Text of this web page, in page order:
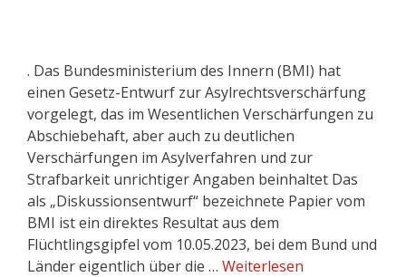
. Das Bundesministerium des Innern (BMI) hat
einen Gesetz-Entwurf zur Asylrechtsverschärfung
vorgelegt, das im Wesentlichen Verschärfungen zu
Abschiebehaft, aber auch zu deutlichen
Verschärfungen im Asylverfahren und zur
Strafbarkeit unrichtiger Angaben beinhaltet Das
als „Diskussionsentwurf“ bezeichnete Papier vom
BMI ist ein direktes Resultat aus dem
Flüchtlingsgipfel vom 10.05.2023, bei dem Bund und
Länder eigentlich über die … Weiterlesen